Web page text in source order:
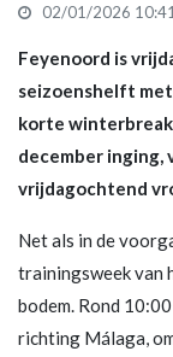
02/01/2026 10:41
Feyenoord is
seizoenshelft met
korte
december inging,
vrijdagochtend
Net als in de
trainingsweek van
bodem. Rond
richting Málaga,